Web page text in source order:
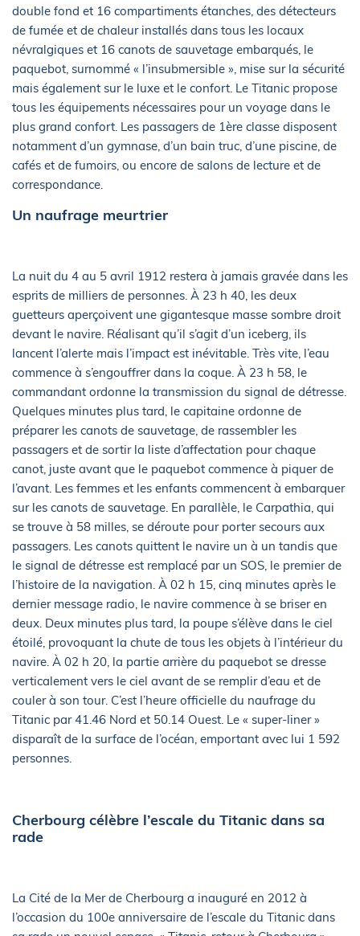
double fond et 16 compartiments étanches, des détecteurs
de fumée et de chaleur installés dans tous les locaux
névralgiques et 16 canots de sauvetage embarqués, le
paquebot, surnommé « l’insubmersible », mise sur la sécurité
mais également sur le luxe et le confort. Le Titanic propose
tous les équipements nécessaires pour un voyage dans le
plus grand confort. Les passagers de 1ère classe disposent
notamment d’un gymnase, d’un bain truc, d’une piscine, de
cafés et de fumoirs, ou encore de salons de lecture et de
correspondance.
Un naufrage meurtrier
La nuit du 4 au 5 avril 1912 restera à jamais gravée dans les
esprits de milliers de personnes. À 23 h 40, les deux
guetteurs aperçoivent une gigantesque masse sombre droit
devant le navire. Réalisant qu’il s’agit d’un iceberg, ils
lancent l’alerte mais l’impact est inévitable. Très vite, l’eau
commence à s’engouffrer dans la coque. À 23 h 58, le
commandant ordonne la transmission du signal de détresse.
Quelques minutes plus tard, le capitaine ordonne de
préparer les canots de sauvetage, de rassembler les
passagers et de sortir la liste d’affectation pour chaque
canot, juste avant que le paquebot commence à piquer de
l’avant. Les femmes et les enfants commencent à embarquer
sur les canots de sauvetage. En parallèle, le Carpathia, qui
se trouve à 58 milles, se déroute pour porter secours aux
passagers. Les canots quittent le navire un à un tandis que
le signal de détresse est remplacé par un SOS, le premier de
l’histoire de la navigation. À 02 h 15, cinq minutes après le
dernier message radio, le navire commence à se briser en
deux. Deux minutes plus tard, la poupe s’élève dans le ciel
étoilé, provoquant la chute de tous les objets à l’intérieur du
navire. À 02 h 20, la partie arrière du paquebot se dresse
verticalement vers le ciel avant de se remplir d’eau et de
couler à son tour. C’est l’heure officielle du naufrage du
Titanic par 41.46 Nord et 50.14 Ouest. Le « super-liner »
disparaît de la surface de l’océan, emportant avec lui 1 592
personnes.
Cherbourg célèbre l’escale du Titanic dans sa
rade
La Cité de la Mer de Cherbourg a inauguré en 2012 à
l’occasion du 100e anniversaire de l’escale du Titanic dans